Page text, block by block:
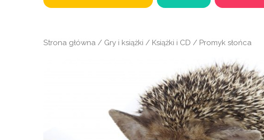
Strona główna / Gry i książki / Książki i CD / Promyk słońca